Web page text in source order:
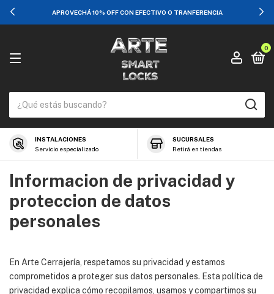
APROVECHÁ 10% OFF CON EFECTIVO O TRANFERENCIA
0
INSTALACIONES
Servicio especializado
SUCURSALES
Retirá en tiendas
Informacion de privacidad y
proteccion de datos
personales
En Arte Cerrajería, respetamos su privacidad y estamos
comprometidos a proteger sus datos personales. Esta política de
privacidad explica cómo recopilamos, usamos y compartimos su